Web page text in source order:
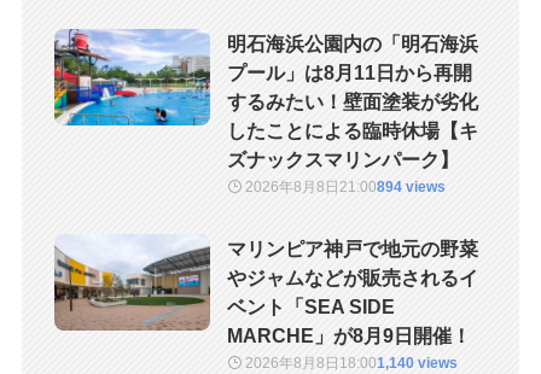
明石海浜公園内の「明石海浜
プール」は8月11日から再開
するみたい！壁面塗装が劣化
したことによる臨時休場【キ
ズナックスマリンパーク】
2026年8月8日21:00894 views
マリンピア神戸で地元の野菜
やジャムなどが販売されるイ
ベント「SEA SIDE
MARCHE」が8月9日開催！
2026年8月8日 18:001,140 views